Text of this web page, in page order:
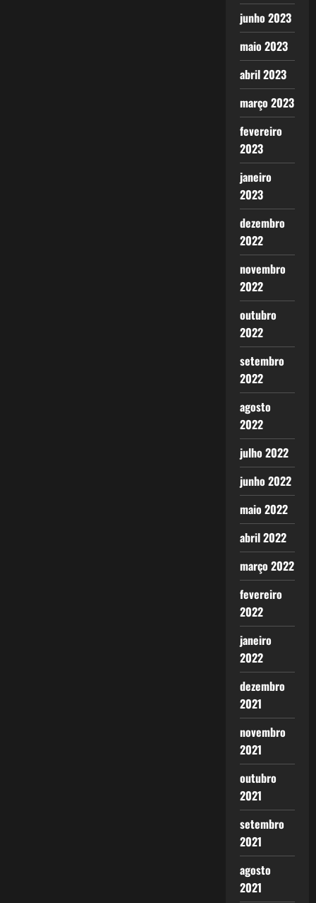
junho 2023
maio 2023
abril 2023
março 2023
fevereiro
2023
janeiro
2023
dezembro
2022
novembro
2022
outubro
2022
setembro
2022
agosto
2022
julho 2022
junho 2022
maio 2022
abril 2022
março 2022
fevereiro
2022
janeiro
2022
dezembro
2021
novembro
2021
outubro
2021
setembro
2021
agosto
2021